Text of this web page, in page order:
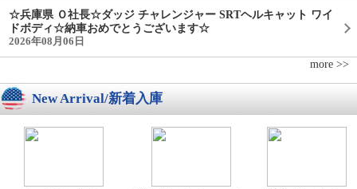
☆兵庫県 Ｏ社長☆ダッジ チャレンジャー SRTヘルキャット ワイ
ドボディ☆納車おめでとうございます☆
2026年08月06日
more >>
New Arrival/新着入庫